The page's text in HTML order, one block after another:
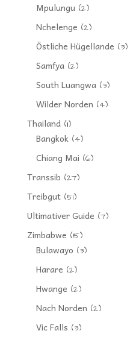
Mpulungu(2)
Nchelenge (2)
Östliche Hügellande (3)
Samfya(2)
South Luangwa(3)
Wilder Norden (4)
Thailand(11)
Bangkok(4)
Chiang Mai (6)
Transsib (27)
Treibgut(51)
Ultimativer Guide (7)
Zimbabwe (15)
Bulawayo (3)
Harare (2)
Hwange (2)
Nach Norden (2)
Vic Falls (3)